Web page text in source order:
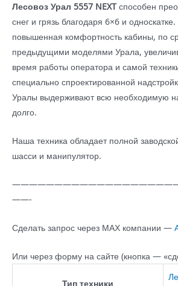
Лесовоз Урал 5557 NEXTспособен
снег и грязь благодаря 6×6 и
повышенная комфортность кабины, по
предыдущими моделями Урала,
время работы оператора и самой
специально спроектированной
Уралы выдерживают всю необходимую
долго.
Наша техника обладает полной
шасси и манипулятор.
——-
Сделать запрос через МАХ компании —
Или через форму на сайте (кнопка —
Тип техники